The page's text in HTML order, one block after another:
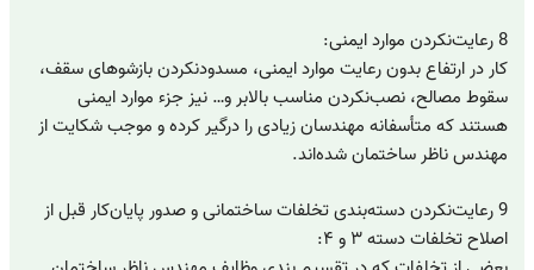
8 رعایت‌نکردن موارد ایمنی:
کار در ارتفاع بدون رعایت موارد ایمنی، مسدودنکردن بازشوهای سقف،
سقوط مصالح، نصب‌نکردن مناسب بالابر و… نیز جزء موارد ایمنی
هستند که متأسفانه مهندسان زیادی را درگیر کرده و موجب شکایت از
مهندس ناظر ساختمان شده‌اند.
9 رعایت‌نکردن دسته‌بندی تخلفات ساختمانی و صدور پایان‌کار قبل از
اصلاح تخلفات دسته ۳ و ۴: